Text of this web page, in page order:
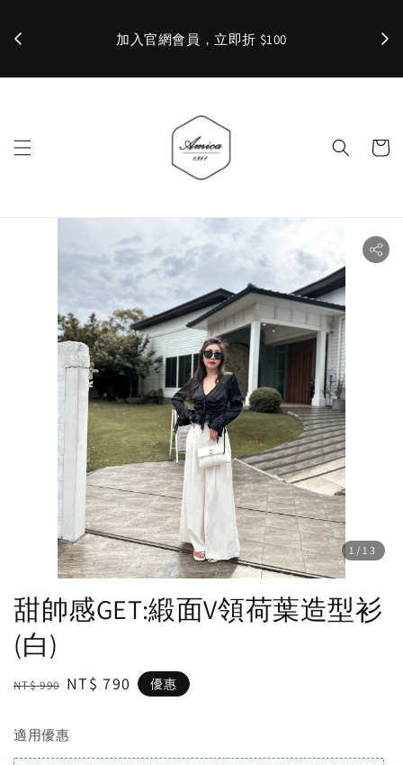
加入官網會員，立即折 $100 ✨
1 /13
甜帥感GET:緞面V領荷葉造型衫
(白)
Regular
NT$ 990 Sale
NT$ 790 優惠
適用優惠